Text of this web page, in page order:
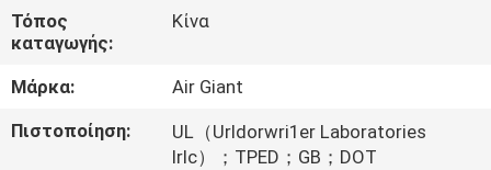
ΠΑΡΟΥΣΙΆΣΤΕ
ΣΧΕΤΙΚΆ
ΜΕ
Τόπος
καταγωγής:
Κίνα
Μάρκα:
Air Giant
Πιστοποίηση:
UL（Urldorwri1er Laboratories
Irlc）；TPED；GB；DOT